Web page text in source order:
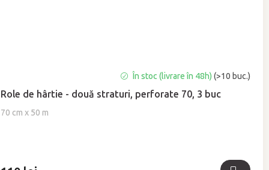
Role de hârtie - două straturi, perforate 70, 3 buc
70 cm x 50 m
medie
a
produsului
În stoc (livrare în 48h)(>10 buc.)